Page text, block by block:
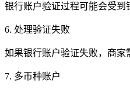
银行账户验证过程可能会受到
6. 处理验证失败
如果银行账户验证失败，商家
7. 多币种账户